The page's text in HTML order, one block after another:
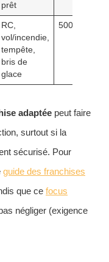
prêt
RC,
vol/incendie,
tempête,
bris de
glace
500 €
adaptée peut faire
surtout si la
sécurisé. Pour
guide des franchises
que ce focus
négliger (exigence